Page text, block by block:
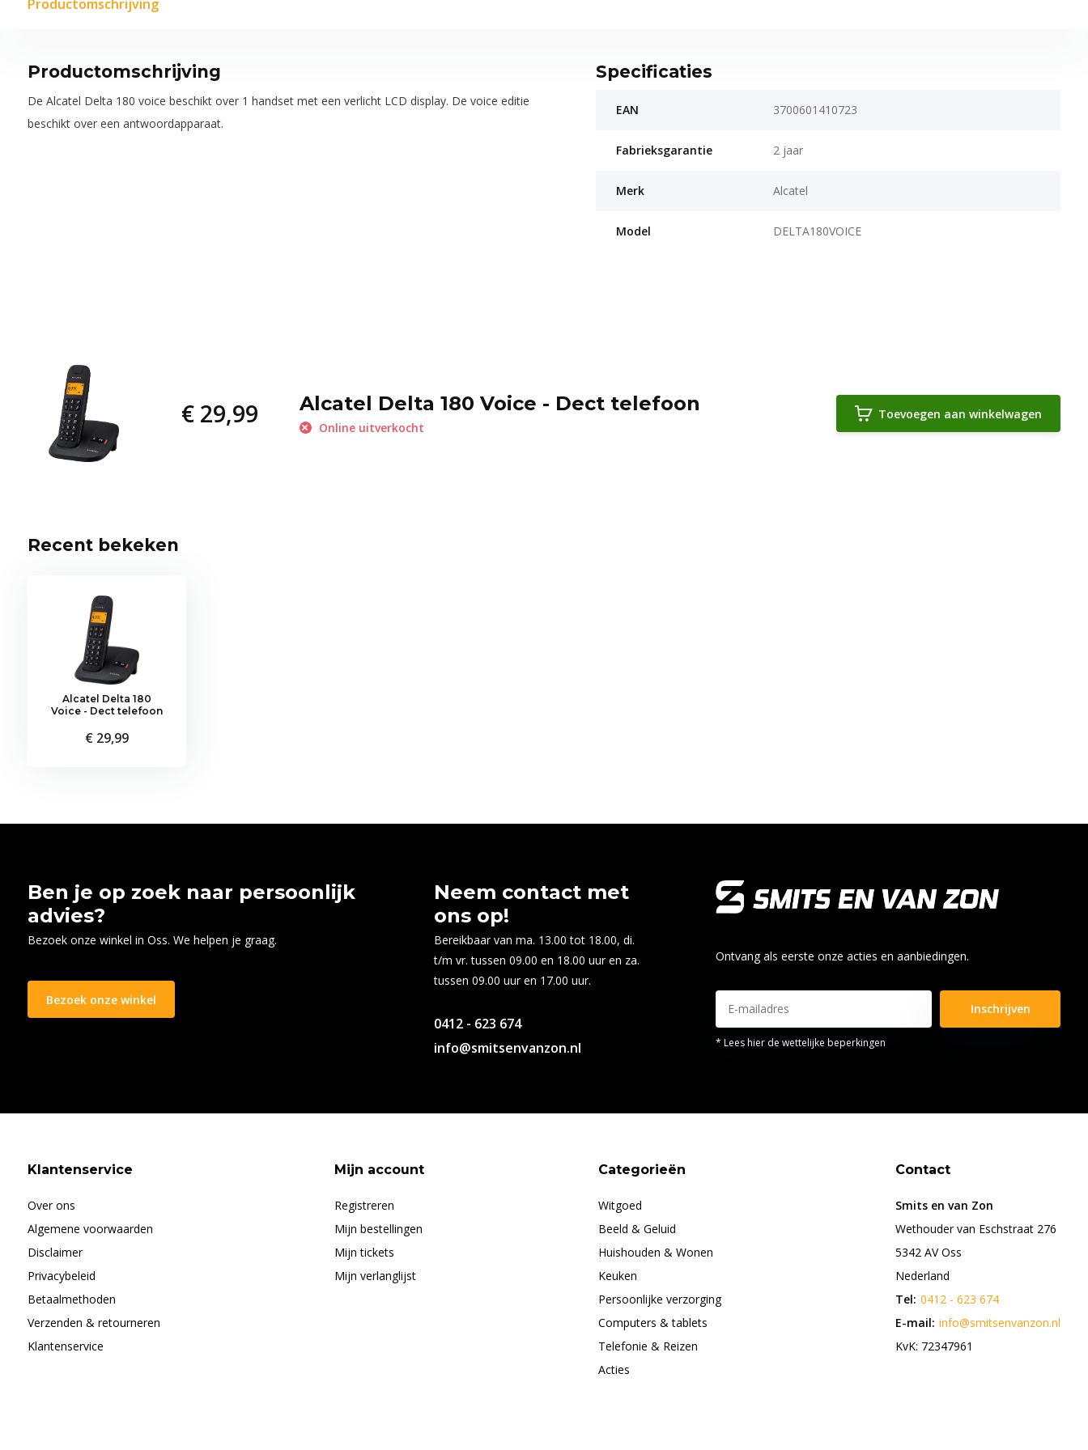
Productomschrijving
Productomschrijving
De Alcatel Delta 180 voice beschikt over 1 handset met een verlicht LCD display. De voice editie
beschikt over een antwoordapparaat.
Specificaties
EAN 3700601410723
Fabrieksgarantie 2 jaar
Merk Alcatel
Model DELTA180VOICE
€ 29,99 Alcatel Delta 180 Voice - Dect telefoon
Online uitverkocht
Toevoegen aan winkelwagen
Recent bekeken
Alcatel Delta 180
Voice - Dect telefoon
€ 29,99
Ben je op zoek naar persoonlijk
advies?
Bezoek onze winkel in Oss. We helpen je graag.
Bezoek onze winkel
Neem contact met
ons op!
Bereikbaar van ma. 13.00 tot 18.00, di.
t/m vr. tussen 09.00 en 18.00 uur en za.
tussen 09.00 uur en 17.00 uur.
0412 - 623 674
info@smitsenvanzon.nl
Ontvang als eerste onze acties en aanbiedingen.
Inschrijven
* Lees hier de wettelijke beperkingen
Klantenservice
Over ons
Algemene voorwaarden
Disclaimer
Privacybeleid
Betaalmethoden
Verzenden & retourneren
Klantenservice
Mijn account
Registreren
Mijn bestellingen
Mijn tickets
Mijn verlanglijst
Categorieën
Witgoed
Beeld & Geluid
Huishouden & Wonen
Keuken
Persoonlijke verzorging
Computers & tablets
Telefonie & Reizen
Acties
Contact
Smits en van Zon
Wethouder van Eschstraat 276
5342 AV Oss
Nederland
Tel: 0412 - 623 674
E-mail: info@smitsenvanzon.nl
KvK: 72347961